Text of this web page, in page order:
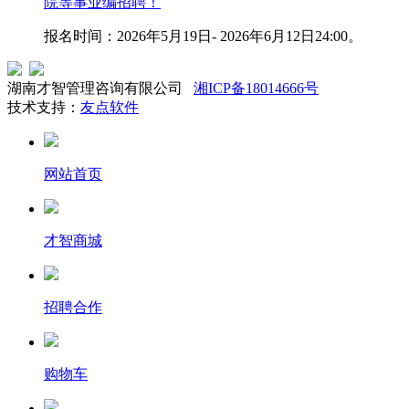
报名时间：2026年5月19日- 2026年6月12日24:00。
湖南才智管理咨询有限公司 湘ICP备18014666号
技术支持： 友点软件
网站首页
才智商城
招聘合作
购物车